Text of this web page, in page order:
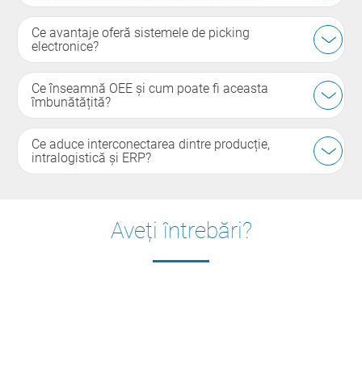
Ce avantaje oferă sistemele de picking
electronice?
Ce înseamnă OEE și cum poate fi aceasta
îmbunătățită?
Ce aduce interconectarea dintre producție,
intralogistică și ERP?
Aveți întrebări?